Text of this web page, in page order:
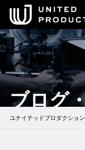
ブログ
ユナイテッドプロダクショ